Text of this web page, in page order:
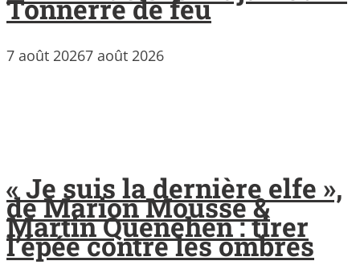
Tonnerre de feu
7 août 20267 août 2026
« Je suis la dernière elfe »,
de Marion Mousse &
Martin Quenehen : tirer
l’épée contre les ombres